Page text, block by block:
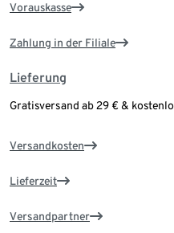
Vorauskasse
Zahlung in der Filiale
Lieferung
Gratisversand ab 29 € &
Versandkosten
Lieferzeit
Versandpartner